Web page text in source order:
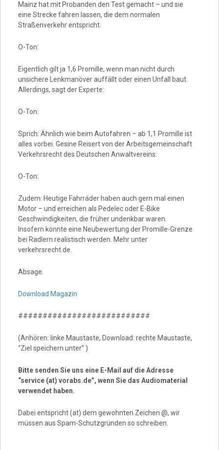
Mainz hat mit Probanden den Test gemacht – und sie
eine Strecke fahren lassen, die dem normalen
Straßenverkehr entspricht.
O-Ton:
Eigentlich gilt ja 1,6 Promille, wenn man nicht durch
unsichere Lenkmanöver auffällt oder einen Unfall baut.
Allerdings, sagt der Experte:
O-Ton:
Sprich: Ähnlich wie beim Autofahren – ab 1,1 Promille ist
alles vorbei. Gesine Reisert von der Arbeitsgemeinschaft
Verkehrsrecht des Deutschen Anwaltvereins:
O-Ton:
Zudem: Heutige Fahrräder haben auch gern mal einen
Motor – und erreichen als Pedelec oder E-Bike
Geschwindigkeiten, die früher undenkbar waren.
Insofern könnte eine Neubewertung der Promille-Grenze
bei Radlern realistisch werden. Mehr unter
verkehrsrecht.de.
Absage.
Download Magazin
###########################
(Anhören: linke Maustaste, Download: rechte Maustaste,
“Ziel speichern unter” )
Bitte senden Sie uns eine E-Mail auf die Adresse
“service (at) vorabs.de”, wenn Sie das Audiomaterial
verwendet haben.
Dabei entspricht (at) dem gewohnten Zeichen @, wir
müssen aus Spam-Schutzgründen so schreiben.